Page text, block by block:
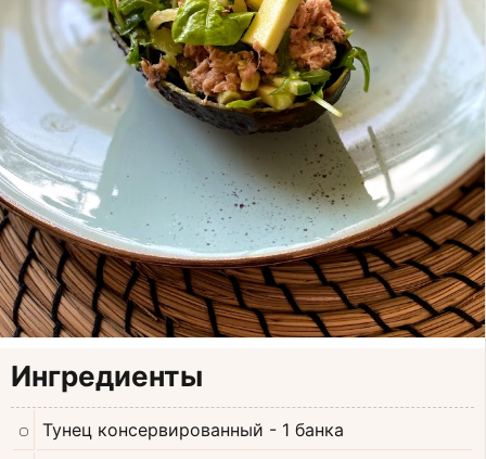
Ингредиенты
Тунец консервированный - 1 банка